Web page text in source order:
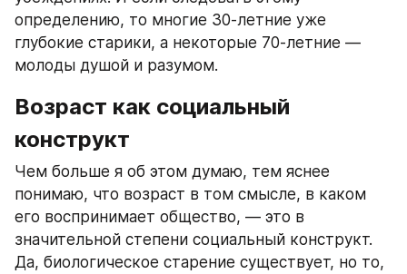
определению, то многие 30-летние уже
глубокие старики, а некоторые 70-летние —
молоды душой и разумом.
Возраст как социальный
конструкт
Чем больше я об этом думаю, тем яснее
понимаю, что возраст в том смысле, в каком
его воспринимает общество, — это в
значительной степени социальный конструкт.
Да, биологическое старение существует, но то,